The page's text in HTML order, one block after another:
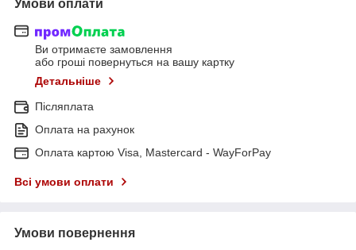
Умови оплати
Ви отримаєте замовлення
або гроші повернуться на вашу картку
Детальніше
Післяплата
Оплата на рахунок
Оплата картою Visa, Mastercard - WayForPay
Всі умови оплати
Умови повернення